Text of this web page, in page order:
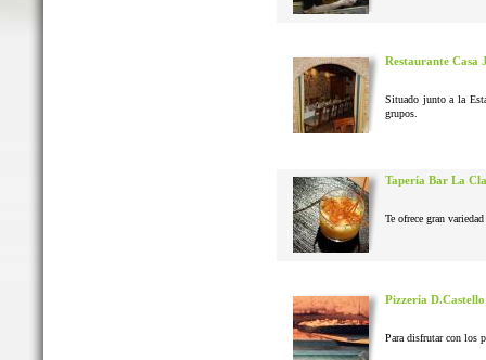
Restaurante Casa
Situado junto a la
grupos.
Tapería Bar La
Te ofrece gran
Pizzería D.Castello
Para disfrutar con los